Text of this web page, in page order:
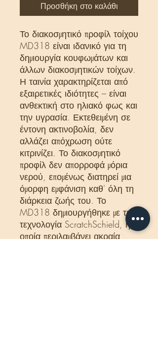
Προσθήκη στο καλάθι
Το διακοσμητικό προφίλ τοίχου
MD318 είναι ιδανικό για τη
δημιουργία κουφωμάτων και
άλλων διακοσμητικών τοίχων.
Η ταινία χαρακτηρίζεται από
εξαιρετικές ιδιότητες – είναι
ανθεκτική στο ηλιακό φως και
την υγρασία. Εκτεθειμένη σε
έντονη ακτινοβολία, δεν
αλλάζει απόχρωση ούτε
κιτρινίζει. Το διακοσμητικό
προφίλ δεν απορροφά μόρια
νερού, επομένως διατηρεί μια
όμορφη εμφάνιση καθ' όλη τη
διάρκεια ζωής του. Το
MD318 δημιουργήθηκε με την
τεχνολογία ScratchSchield, η
οποία περιλαμβάνει ακραία